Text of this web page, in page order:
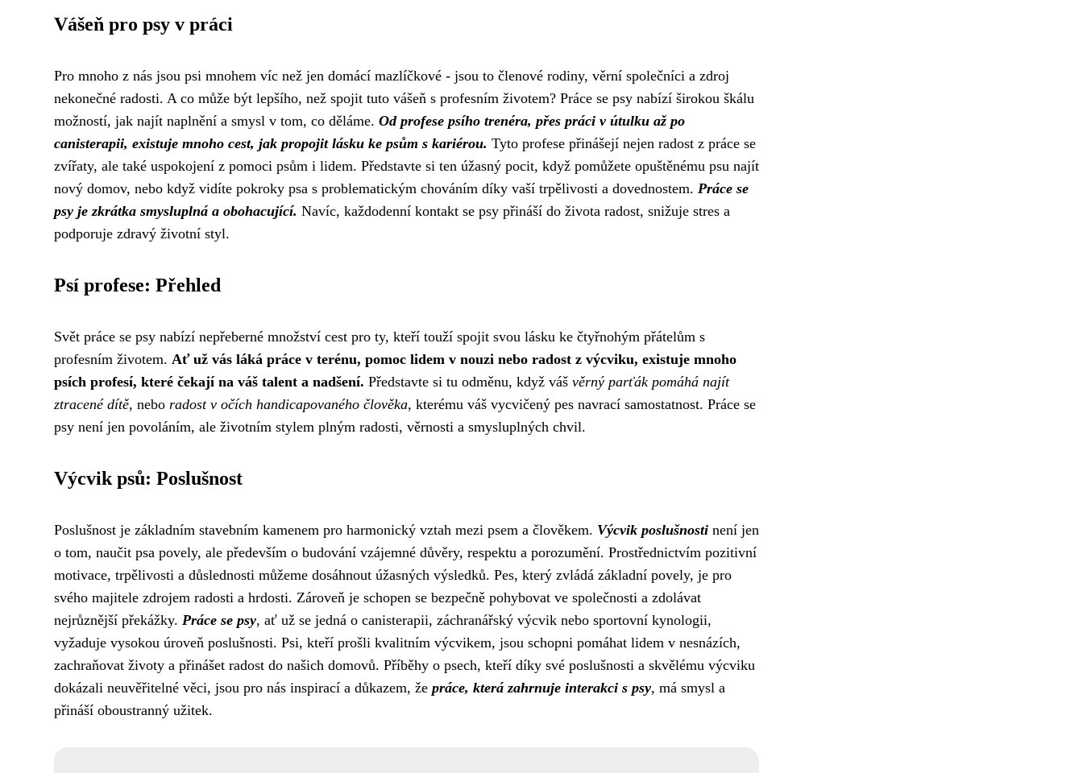
Vášeň pro psy v práci
Pro mnoho z nás jsou psi mnohem víc než jen domácí mazlíčkové - jsou to členové rodiny, věrní společníci a zdroj
nekonečné radosti. A co může být lepšího, než spojit tuto vášeň s profesním životem? Práce se psy nabízí širokou škálu
možností, jak najít naplnění a smysl v tom, co děláme. Od profese psího trenéra, přes práci v útulku až po
canisterapii, existuje mnoho cest, jak propojit lásku ke psům s kariérou. Tyto profese přinášejí nejen radost z práce se
zvířaty, ale také uspokojení z pomoci psům i lidem. Představte si ten úžasný pocit, když pomůžete opuštěnému psu najít
nový domov, nebo když vidíte pokroky psa s problematickým chováním díky vaší trpělivosti a dovednostem. Práce se
psy je zkrátka smysluplná a obohacující. Navíc, každodenní kontakt se psy přináší do života radost, snižuje stres a
podporuje zdravý životní styl.
Psí profese: Přehled
Svět práce se psy nabízí nepřeberné množství cest pro ty, kteří touží spojit svou lásku ke čtyřnohým přátelům s
profesním životem. Ať už vás láká práce v terénu, pomoc lidem v nouzi nebo radost z výcviku, existuje mnoho
psích profesí, které čekají na váš talent a nadšení. Představte si tu odměnu, když váš věrný parťák pomáhá najít
ztracené dítě, nebo radost v očích handicapovaného člověka, kterému váš vycvičený pes navrací samostatnost. Práce se
psy není jen povoláním, ale životním stylem plným radosti, věrnosti a smysluplných chvil.
Výcvik psů: Poslušnost
Poslušnost je základním stavebním kamenem pro harmonický vztah mezi psem a člověkem. Výcvik poslušnosti není jen
o tom, naučit psa povely, ale především o budování vzájemné důvěry, respektu a porozumění. Prostřednictvím pozitivní
motivace, trpělivosti a důslednosti můžeme dosáhnout úžasných výsledků. Pes, který zvládá základní povely, je pro
svého majitele zdrojem radosti a hrdosti. Zároveň je schopen se bezpečně pohybovat ve společnosti a zdolávat
nejrůznější překážky. Práce se psy, ať už se jedná o canisterapii, záchranářský výcvik nebo sportovní kynologii,
vyžaduje vysokou úroveň poslušnosti. Psi, kteří prošli kvalitním výcvikem, jsou schopni pomáhat lidem v nesnázích,
zachraňovat životy a přinášet radost do našich domovů. Příběhy o psech, kteří díky své poslušnosti a skvělému výcviku
dokázali neuvěřitelné věci, jsou pro nás inspirací a důkazem, že práce, která zahrnuje interakci s psy, má smysl a
přináší oboustranný užitek.